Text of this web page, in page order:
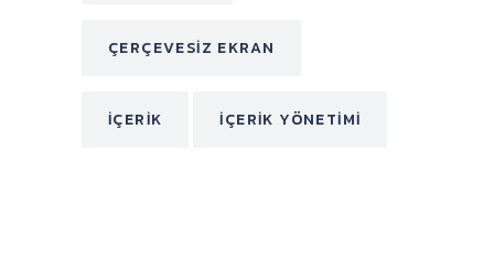
ÇERÇEVESIZ EKRAN
İÇERIK İÇERIK YÖNETIMI